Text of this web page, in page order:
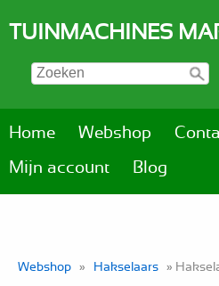
TUINMACHINES
Home Webshop
Mijn account Blog
Webshop » Hakselaars »